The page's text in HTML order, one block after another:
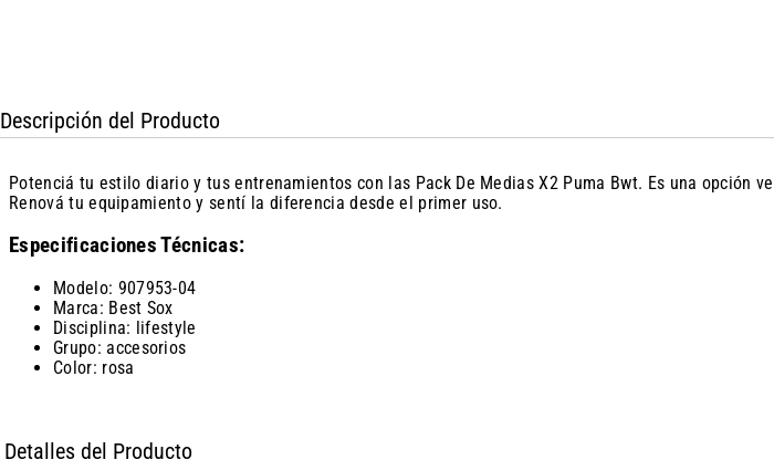
Descripción del Producto
Potenciá tu estilo diario y tus entrenamientos con las Pack De Medias X2 Puma Bwt. Es una
Renová tu equipamiento y sentí la diferencia desde el primer uso.
Especificaciones Técnicas:
Modelo: 907953-04
Marca: Best Sox
Disciplina: lifestyle
Grupo: accesorios
Color: rosa
Detalles del Producto